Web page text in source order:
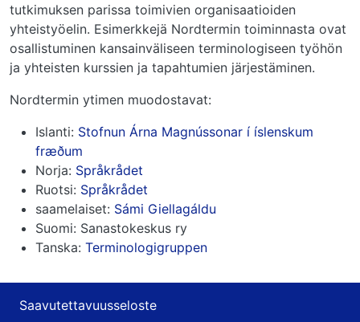
tutkimuksen parissa toimivien organisaatioiden
yhteistyöelin. Esimerkkejä Nordtermin toiminnasta ovat
osallistuminen kansainväliseen terminologiseen työhön
ja yhteisten kurssien ja tapahtumien järjestäminen.
Nordtermin ytimen muodostavat:
Islanti: Stofnun Árna Magnússonar í íslenskum
fræðum
Norja: Språkrådet
Ruotsi: Språkrådet
saamelaiset: Sámi Giellagáldu
Suomi: Sanastokeskus ry
Tanska: Terminologigruppen
Saavutettavuusseloste